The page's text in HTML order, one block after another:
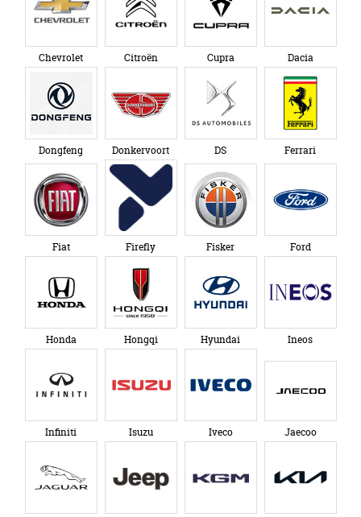
Chevrolet Citroën Cupra Dacia
Dongfeng Donkervoort DS Ferrari
Fiat Firefly Fisker Ford
Honda Hongqi Hyundai Ineos
Infiniti Isuzu Iveco Jaecoo